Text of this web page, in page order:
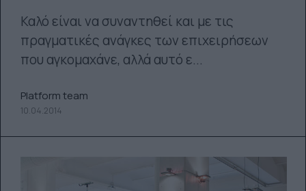
Καλό είναι να συναντηθεί και με τις
πραγματικές ανάγκες των επιχειρήσεων
που αγκομαχάνε, αλλά αυτό ε...
Platform team
10.04.2014